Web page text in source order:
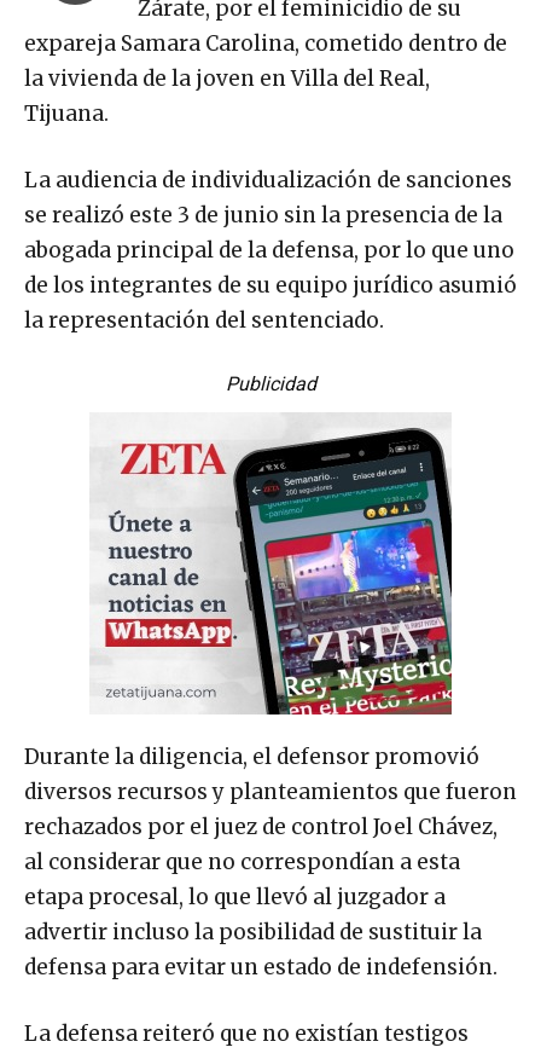
Zárate, por el feminicidio de su
expareja Samara Carolina, cometido dentro de
la vivienda de la joven en Villa del Real,
Tijuana.
La audiencia de individualización de sanciones
se realizó este 3 de junio sin la presencia de la
abogada principal de la defensa, por lo que uno
de los integrantes de su equipo jurídico asumió
la representación del sentenciado.
Publicidad
Durante la diligencia, el defensor promovió
diversos recursos y planteamientos que fueron
rechazados por el juez de control Joel Chávez,
al considerar que no correspondían a esta
etapa procesal, lo que llevó al juzgador a
advertir incluso la posibilidad de sustituir la
defensa para evitar un estado de indefensión.
La defensa reiteró que no existían testigos